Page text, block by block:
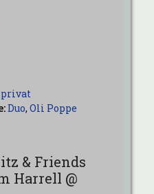
privat
Duo, Oli Poppe
& Friends
Harrell @